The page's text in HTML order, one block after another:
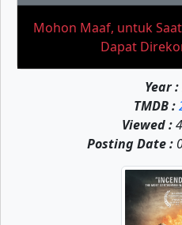
Mohon Maaf, untuk
Dapat
Year :
TMDB :
Viewed :
Posting Date :